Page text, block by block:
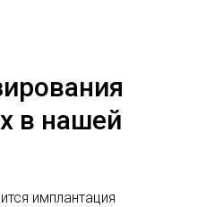
в нашей
имплантация